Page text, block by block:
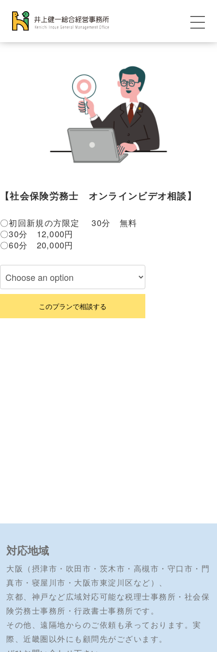
【社会保険労務士 オンラインビデオ相談】
〇初回新規の方限定 30分 無料
〇30分 12,000円
〇60分 20,000円
このプランで相談する
対応地域
大阪（摂津市・吹田市・茨木市・高槻市・守口市・門
真市・寝屋川市・大阪市東淀川区など）、
京都、神戸など広域対応可能な税理士事務所・社会保
険労務士事務所・行政書士事務所です。
その他、遠隔地からのご依頼も承っております。実
際、近畿圏以外にも顧問先がございます。